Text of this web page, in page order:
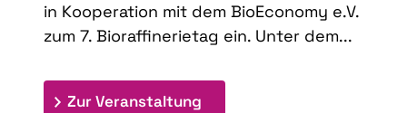
in Kooperation mit dem BioEconomy e.V.
zum 7. Bioraffinerietag ein. Unter dem...
Zur Veranstaltung